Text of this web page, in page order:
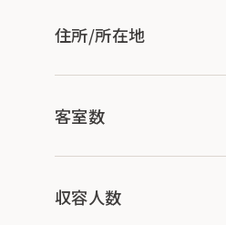
住所/所在地
客室数
収容人数